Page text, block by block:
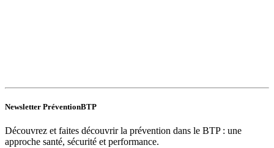
Newsletter PréventionBTP
Découvrez et faites découvrir la prévention dans le BTP : une
approche santé, sécurité et performance.